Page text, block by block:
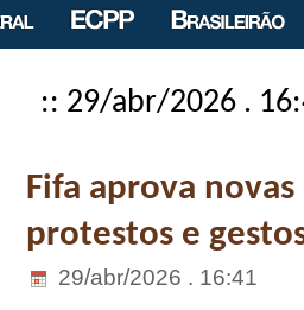
:: 29/abr/2026 .
Fifa aprova
protestos e
29/abr/2026 . 16:41